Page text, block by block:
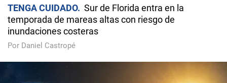
TENGA CUIDADO
Sur de Florida entra en la
temporada de mareas altas con riesgo de
inundaciones costeras
Por Daniel Castropé